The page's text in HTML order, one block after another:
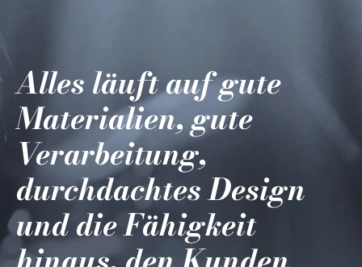
Alles läuft auf gute
Materialien, gute
Verarbeitung,
durchdachtes Design
und die Fähigkeit